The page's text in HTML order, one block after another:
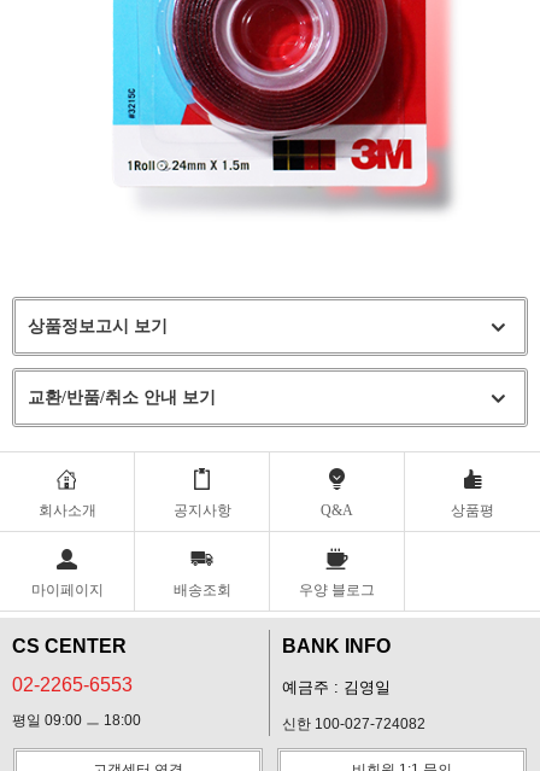
상품정보고시 보기
교환/반품/취소 안내 보기
회사소개 공지사항 Q&A 상품평
마이페이지 배송조회 우양 블로그
CS CENTER
02-2265-6553
평일 09:00 ㅡ 18:00
BANK INFO
예금주 : 김영일
신한 100-027-724082